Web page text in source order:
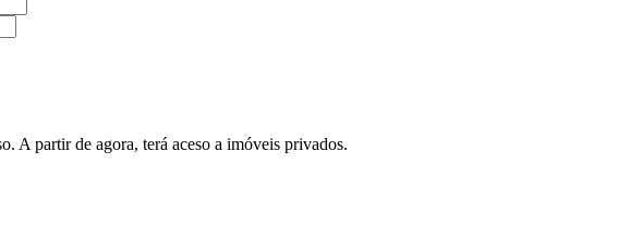
A partir de agora, terá aceso a imóveis privados.